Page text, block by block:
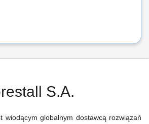
S.A.
wiodącym globalnym dostawcą rozwiązań